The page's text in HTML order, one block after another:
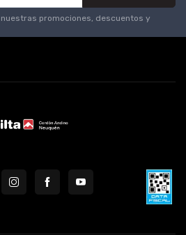
promociones, descuentos y